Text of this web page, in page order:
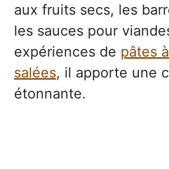
aux fruits secs, les
les sauces pour
expériences de pâtes
salées, il apporte une
étonnante.